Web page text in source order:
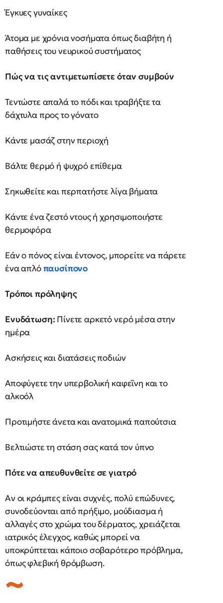
Έγκυες γυναίκες
Άτομα με χρόνια νοσήματα όπως διαβήτη ή
παθήσεις του νευρικού συστήματος
Πώς να τις αντιμετωπίσετε όταν συμβούν
Τεντώστε απαλά το πόδι και τραβήξτε τα
δάχτυλα προς το γόνατο
Κάντε μασάζ στην περιοχή
Βάλτε θερμό ή ψυχρό επίθεμα
Σηκωθείτε και περπατήστε λίγα βήματα
Κάντε ένα ζεστό ντους ή χρησιμοποιήστε
θερμοφόρα
Εάν ο πόνος είναι έντονος, μπορείτε να πάρετε
ένα απλόπαυσίπονο
Τρόποι πρόληψης
Ενυδάτωση: Πίνετε αρκετό νερό μέσα στην
ημέρα
Ασκήσεις και διατάσεις ποδιών
Αποφύγετε την υπερβολική καφεΐνη και το
αλκοόλ
Προτιμήστε άνετα και ανατομικά παπούτσια
Βελτιώστε τη στάση σας κατά τον ύπνο
Πότε να απευθυνθείτε σε γιατρό
Αν οι κράμπες είναι συχνές, πολύ επώδυνες,
συνοδεύονται από πρήξιμο, μούδιασμα ή
αλλαγές στο χρώμα του δέρματος, χρειάζεται
ιατρικός έλεγχος, καθώς μπορεί να
υποκρύπτεται κάποιο σοβαρότερο πρόβλημα,
όπως φλεβική θρόμβωση.